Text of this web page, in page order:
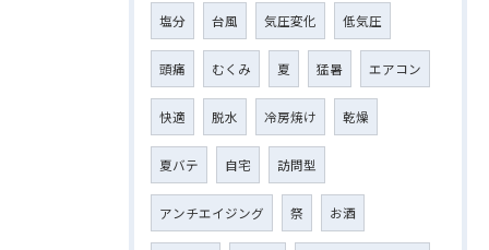
塩分 台風 気圧変化 低気圧
頭痛 むくみ 夏 猛暑 エアコン
快適 脱水 冷房焼け 乾燥
夏バテ 自宅 訪問型
アンチエイジング 祭 お酒